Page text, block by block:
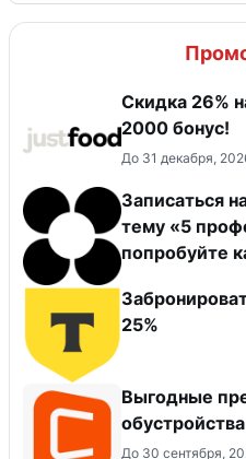
Скидка 26%
2000 бонус!
До 31 декабря,
Записаться
тему «5
попробуйте
25%
Выгодные
До 30 сентября,